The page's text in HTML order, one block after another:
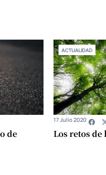
de
ACTUALIDAD
Los retos de
17 Julio 2020